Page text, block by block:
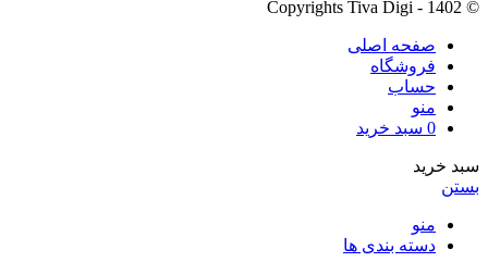
© Copyrights Tiva Digi - 1402
صفحه اصلی
فروشگاه
حساب
منو
0 سبد خرید
سبد خرید
بستن
منو
دسته بندی ها